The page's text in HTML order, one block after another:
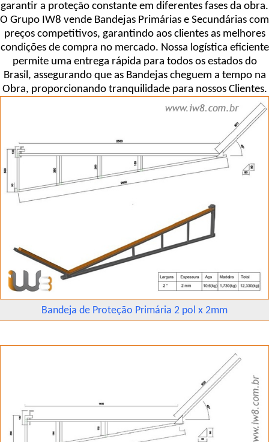
garantir a proteção constante em diferentes fases da obra.
O Grupo IW8 vende Bandejas Primárias e Secundárias com
preços competitivos, garantindo aos clientes as melhores
condições de compra no mercado. Nossa logística eficiente
permite uma entrega rápida para todos os estados do
Brasil, assegurando que as Bandejas cheguem a tempo na
Obra, proporcionando tranquilidade para nossos Clientes.
Bandeja de Proteção Primária 2 pol x 2mm